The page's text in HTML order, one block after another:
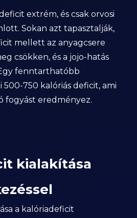
extrém, és csak orvosi
Sokan azt tapasztalják,
mellett az anyagcsere
csökken, és a jojo-hatás
fenntarthatóbb
750 kalóriás deficit, ami
fogyást eredményez.
kialakítása
a kalóriadeficit